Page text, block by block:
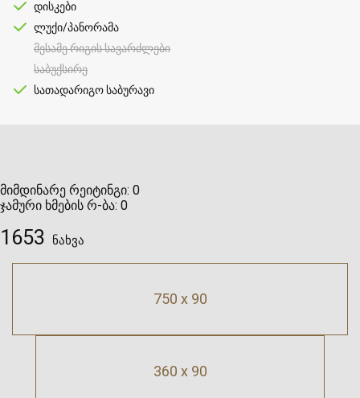
360 x 90
დისკები
ლუქი/პანორამა
მესამე რიგის სავარძლები
საბუქსირე
სათადარიგო საბურავი
მიმდინარე რეიტინგი: 0
ჯამური ხმების რ-ბა: 0
1653 ნახვა
750 x 90